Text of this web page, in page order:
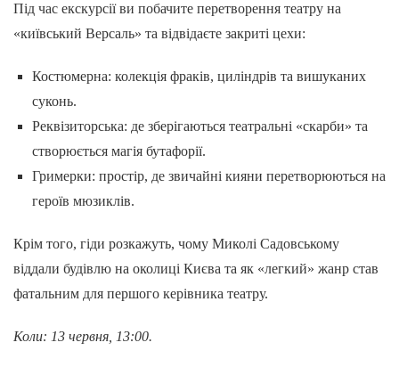
Під час екскурсії ви побачите перетворення театру на
«київський Версаль» та відвідаєте закриті цехи:
Костюмерна: колекція фраків, циліндрів та вишуканих
суконь.
Реквізиторська: де зберігаються театральні «скарби» та
створюється магія бутафорії.
Гримерки: простір, де звичайні кияни перетворюються на
героїв мюзиклів.
Крім того, гіди розкажуть, чому Миколі Садовському
віддали будівлю на околиці Києва та як «легкий» жанр став
фатальним для першого керівника театру.
Коли: 13 червня, 13:00.